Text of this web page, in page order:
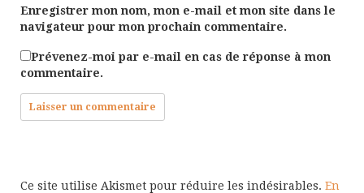
Enregistrer mon nom, mon e-mail et mon site dans le
navigateur pour mon prochain commentaire.
Prévenez-moi par e-mail en cas de réponse à mon
commentaire.
Ce site utilise Akismet pour réduire les indésirables. En